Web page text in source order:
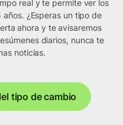
real y te permite ver los
¿Esperas un tipo de
ahora y te avisaremos
diarios, nunca te
noticias.
tipo de cambio